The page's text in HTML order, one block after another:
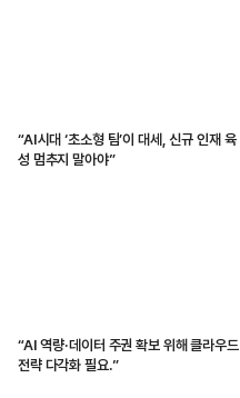
“AI시대 ‘초소형 팀’이 대세, 신규 인재 육
성 멈추지 말아야”
“AI 역량·데이터 주권 확보 위해 클라우드
전략 다각화 필요.”